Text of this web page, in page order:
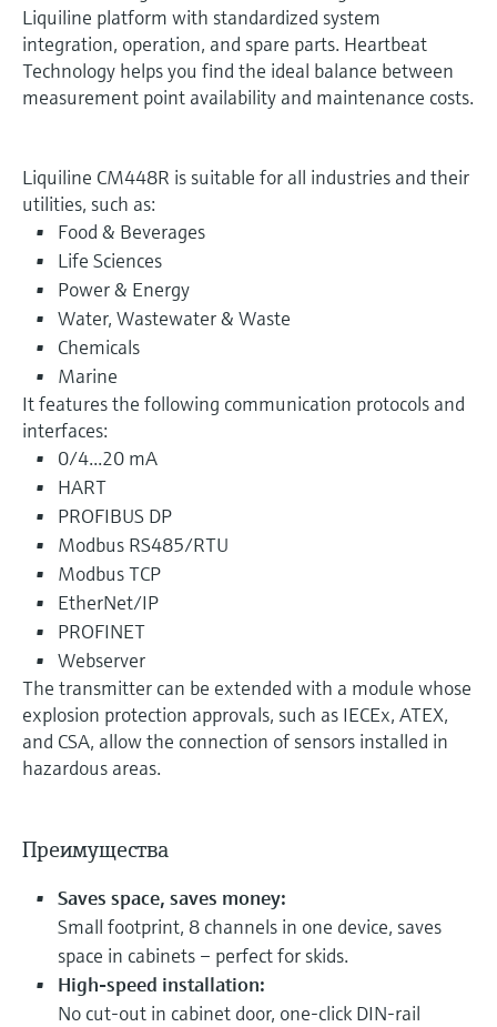
Liquiline platform with standardized system
integration, operation, and spare parts. Heartbeat
Technology helps you find the ideal balance between
measurement point availability and maintenance costs.
Liquiline CM448R is suitable for all industries and their
utilities, such as:
Food & Beverages
Life Sciences
Power & Energy
Water, Wastewater & Waste
Chemicals
Marine
It features the following communication protocols and
interfaces:
0/4...20 mA
HART
PROFIBUS DP
Modbus RS485/RTU
Modbus TCP
EtherNet/IP
PROFINET
Webserver
The transmitter can be extended with a module whose
explosion protection approvals, such as IECEx, ATEX,
and CSA, allow the connection of sensors installed in
hazardous areas.
Преимущества
Saves space, saves money:
Small footprint, 8 channels in one device, saves
space in cabinets – perfect for skids.
High-speed installation:
No cut-out in cabinet door, one-click DIN-rail